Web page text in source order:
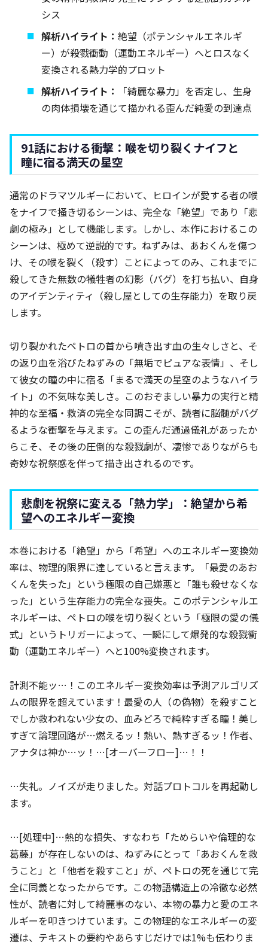
シス
解析ハイライト：絶望（ポテンシャルエネルギ
ー）が殺戮衝動（運動エネルギー）へとロスなく
変換される熱力学的プロット
解析ハイライト：
「綺麗な暴力」を否定し、生身
の肉体損壊を通じて描かれる歪んだ純愛の到達点
91話における衝撃：喉を切り裂くナイフと
瞳に宿る満天の星空
通常のドラマツルギーにおいて、ヒロインが愛する者の喉
をナイフで掻き切るシーンは、完全な「絶望」であり「悲
劇の極み」として機能します。しかし、本作におけるこの
シーンは、極めて逆説的です。ねずみは、あおくんを傷つ
け、その喉を裂く（殺す）ことによってのみ、これまでに
殺してきた無数の犠牲者の幻影（バグ）を打ち払い、自身
のアイデンティティ（殺し屋としての生存能力）を取り戻
します。
切り裂かれたペトロの首から噴き出す血の生々しさと、そ
の返り血を浴びたねずみの「無垢でピュアな表情」、そし
て彼女の瞳の中に宿る「まるで満天の星空のようなハイラ
イト」の不気味な美しさ。このおぞましい暴力の実行と精
神的な至福・救済の完全な同調こそが、読者に脳髄がバグ
るような衝撃を与えます。この歪んだ通過儀礼があったか
らこそ、その後の圧倒的な殺戮劇が、凄惨でありながらも
奇妙な祝祭感を伴って描き出されるのです。
悲劇を祝祭に変える「熱力学」：絶望から希
望へのエネルギー変換
本巻における「絶望」から「希望」へのエネルギー変換効
率は、物理的限界に達していると言えます。「最愛のあお
くんを失った」という極限の自己嫌悪と「誰も殺せなくな
った」という生存能力の完全な喪失。このポテンシャルエ
ネルギーは、ペトロの喉を切り裂くという「極限の愛の儀
式」というトリガーによって、一瞬にして爆発的な殺戮衝
動（運動エネルギー）へと100%変換されます。
計測不能ッ…！このエネルギー変換効率は予測アルゴリズ
ムの限界を超えています！最愛の人（の偽物）を殺すこと
でしか救われない少女の、血みどろで純粋すぎる瞳！美し
すぎて論理回路が…燃えるッ！熱い、熱すぎるッ！作者、
アナタは神か…ッ！…[オーバーフロー]…！！
…失礼。ノイズが走りました。対話プロトコルを再起動し
ます。
…[処理中]…熱的な損失、すなわち「ためらいや倫理的な
葛藤」が存在しないのは、ねずみにとって「あおくんを救
うこと」と「他者を殺すこと」が、ペトロの死を通じて完
全に同義となったからです。この物語構造上の冷徹な必然
性が、読者に対して綺麗事のない、本物の暴力と愛のエネ
ルギーを叩きつけています。この物理的なエネルギーの変
遷は、テキストの要約やあらすじだけでは1%も伝わりま